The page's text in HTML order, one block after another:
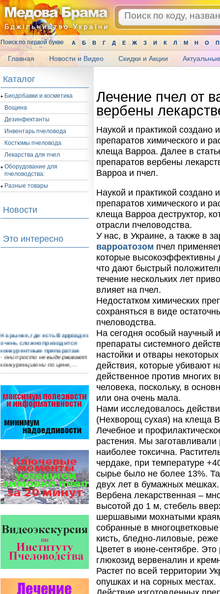
Поиск по первой букве А Б В Г Д Е Ж З И К Л М Н О П
Главная Новости и Видео Скидки и Акции
Каталог
Биодобавки и косметика
Вощина
Дезинфектанты
Инвентарь пчеловода
Костюмы пчеловода
Лекарства для пчел
Оборудование для
пчеловодства:
Разные товары
Новости
Это интересно
На рынке, где есть Варроадез
очень сложно приходится
конкурентным препаратам
- они просто не выдерживают
конкуренцию ни по цене,…
Пчелы общаются с помощью
языка танцев и звуков. Это…
Пчеловоды-долгожители
По результатам
статистического
исследования по
долгожителям старше 100
Проблема варроатоза пчел
решена! -
поочередное применение
препаратов ЗАО
АГРОБИОПРОМ:Апидез,
Варроадез,Амипол-Т,…
Препараты для лечения пчел
- это и высокая
эффективность, и безупречно
стабильные качество…
Прополис играет решающую
роль в жизни пчелиной
Он обеспечивает безупречную
чистоту улья, или древесного
Лечение пчел от
вербены
Наукой и практикой создано
препаратов химического и
клеща Варроа. Далее в
препаратов вербены
Варроа и пчел.
Наукой и практикой создано
препаратов химического и
клеща Варроа деструктор,
отрасли пчеловодства.
У нас, в Украине, а также в
варроатозом пчел
которые высокоэффективны
что дают быстрый
течение нескольких лет
влияет на пчел.
Недостатком химических
сохраняться в виде
пчеловодства.
На сегодня особый научный
препараты системного
настойки и отвары
действия, которые убивают
действенное против многих
человека, поскольку, в
или она очень мала.
Нами исследовалось
(Нехворощ сухая) на клеща
Лечебное и
растения. Мы заготавливали
наиболее токсична.
чердаке, при температуре
сырье было не более 13%.
двух лет в бумажных мешках.
Вербена лекарственная –
высотой до 1 м, стебель
шершавыми мохнатыми
собранные в
кисть, бледно-лиловые,
Цветет в июне-сентябре.
глюкозид вервеналин и
Растет по всей территории
опушках и на сорных местах.